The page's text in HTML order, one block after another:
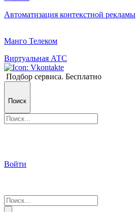
Автоматизация контекстной рекламы
Манго Телеком
Виртуальная АТС
Подбор сервиса. Бесплатно
Поиск
Войти